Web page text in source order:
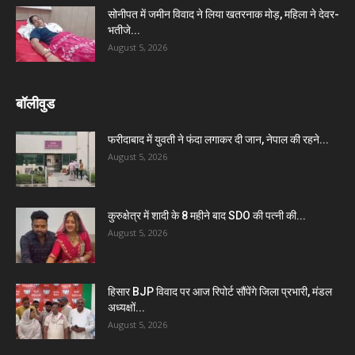
सोनीपत में जमीन विवाद ने लिया खतरनाक मोड़, महिला ने देवर-
भतीजे...
August 5, 2026
बॉलीवुड
फरीदाबाद में युवती ने फंदा लगाकर दी जान, नेपाल की रहने...
August 5, 2026
कुरुक्षेत्र में शादी के 8 महीने बाद SDO की पत्नी की...
August 5, 2026
हिसार BJP विवाद पर आज रिपोर्ट सौंपेंगे जिला प्रभारी, मंडल
अध्यक्षों...
August 5, 2026